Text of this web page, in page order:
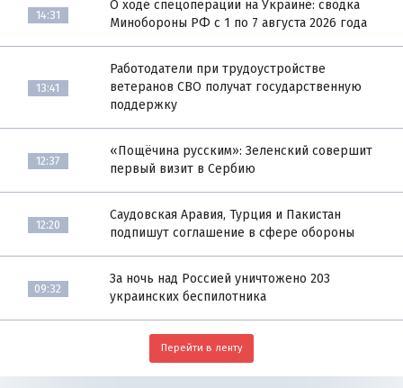
14:31
О ходе спецоперации на Украине: сводка
Минобороны РФ с 1 по 7 августа 2026 года
13:41
Работодатели при трудоустройстве
ветеранов СВО получат государственную
поддержку
12:37
«Пощёчина русским»: Зеленский совершит
первый визит в Сербию
12:20
Саудовская Аравия, Турция и Пакистан
подпишут соглашение в сфере обороны
09:32
За ночь над Россией уничтожено 203
украинских беспилотника
Перейти в ленту